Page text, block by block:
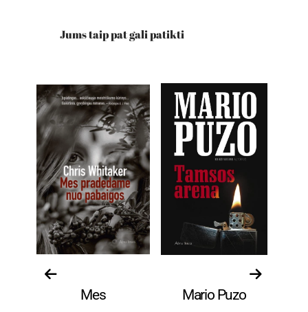
Jums taip pat gali patikti
Mes
Mario Puzo